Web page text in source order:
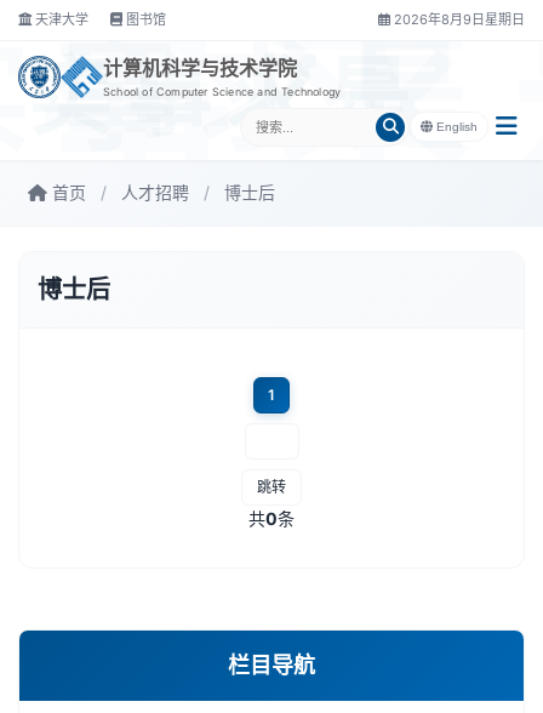
天津大学 图书馆 2026年8月9日星期日
实事求是
计算机科学与技术学院
School of Computer Science and Technology
English
首页 / 人才招聘 / 博士后
栏目导航
博士后
1
跳转
共0条